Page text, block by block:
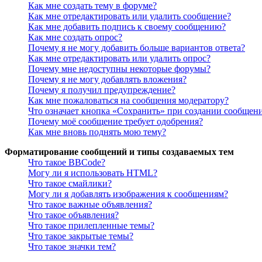
Как мне создать тему в форуме?
Как мне отредактировать или удалить сообщение?
Как мне добавить подпись к своему сообщению?
Как мне создать опрос?
Почему я не могу добавить больше вариантов ответа?
Как мне отредактировать или удалить опрос?
Почему мне недоступны некоторые форумы?
Почему я не могу добавлять вложения?
Почему я получил предупреждение?
Как мне пожаловаться на сообщения модератору?
Что означает кнопка «Сохранить» при создании
Почему моё сообщение требует одобрения?
Как мне вновь поднять мою тему?
Форматирование сообщений и типы создаваемых тем
Что такое BBCode?
Могу ли я использовать HTML?
Что такое смайлики?
Могу ли я добавлять изображения к сообщениям?
Что такое важные объявления?
Что такое объявления?
Что такое прилепленные темы?
Что такое закрытые темы?
Что такое значки тем?